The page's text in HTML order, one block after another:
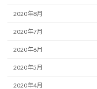
2020年8月
2020年7月
2020年6月
2020年5月
2020年4月